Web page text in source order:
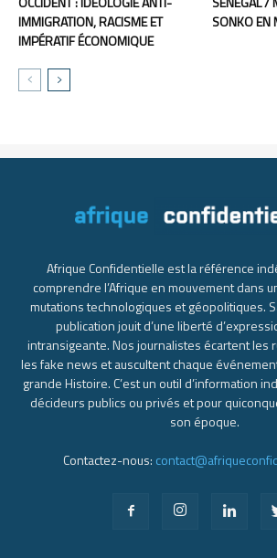
IMMIGRATION, RACISME ET
IMPÉRATIF ÉCONOMIQUE
SONKO EN
Afrique Confidentielle est la référence
comprendre l’Afrique en mouvement dans
mutations technologiques et géopolitiques.
publication jouit d’une liberté
intransigeante. Nos journalistes écartent les
les fake news et auscultent chaque
grande Histoire. C’est un outil d’information
décideurs publics ou privés et pour
son époque.
Contactez-nous: